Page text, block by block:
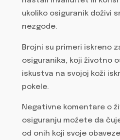
ukoliko osiguranik doživi
nezgode.
Brojni su primeri iskreno
osiguranika, koji životno
iskustva na svojoj koži
pokele.
Negativne komentare o
osiguranju možete da
od onih koji svoje